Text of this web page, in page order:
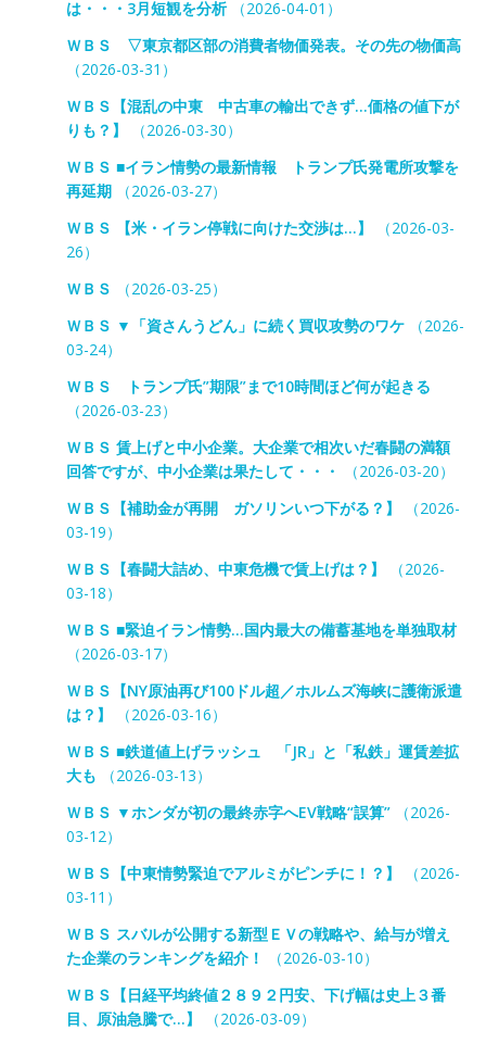
は・・・3月短観を分析（2026-04-01）
ＷＢＳ ▽東京都区部の消費者物価発表。その先の物価高
（2026-03-31）
ＷＢＳ【混乱の中東 中古車の輸出できず…価格の値下が
りも？】
（2026-03-30）
ＷＢＳ ■イラン情勢の最新情報 トランプ氏発電所攻撃を
再延期（2026-03-27）
ＷＢＳ 【米・イラン停戦に向けた交渉は…】
（2026-03-
26）
ＷＢＳ
（2026-03-25）
ＷＢＳ ▼「資さんうどん」に続く買収攻勢のワケ（2026-
03-24）
ＷＢＳ トランプ氏”期限”まで10時間ほど何が起きる
（2026-03-23）
ＷＢＳ 賃上げと中小企業。大企業で相次いだ春闘の満額
回答ですが、中小企業は果たして・・・
（2026-03-20）
ＷＢＳ【補助金が再開 ガソリンいつ下がる？】
（2026-
03-19）
ＷＢＳ【春闘大詰め、中東危機で賃上げは？】
（2026-
03-18）
ＷＢＳ ■緊迫イラン情勢…国内最大の備蓄基地を単独取材
（2026-03-17）
ＷＢＳ【NY原油再び100ドル超／ホルムズ海峡に護衛派遣
は？】
（2026-03-16）
ＷＢＳ ■鉄道値上げラッシュ 「JR」と「私鉄」運賃差拡
大も （2026-03-13）
ＷＢＳ ▼ホンダが初の最終赤字へEV戦略“誤算”（2026-
03-12）
ＷＢＳ【中東情勢緊迫でアルミがピンチに！？】
（2026-
03-11）
ＷＢＳ スバルが公開する新型ＥＶの戦略や、給与が増え
た企業のランキングを紹介！
（2026-03-10）
ＷＢＳ【日経平均終値２８９２円安、下げ幅は史上３番
目、原油急騰で…】
（2026-03-09）